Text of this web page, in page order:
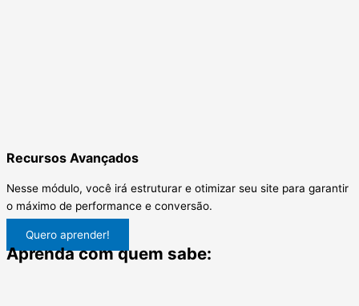
Recursos Avançados
Nesse módulo, você irá estruturar e otimizar seu site para garantir
o máximo de performance e conversão.
Quero aprender!
Aprenda com quem sabe: